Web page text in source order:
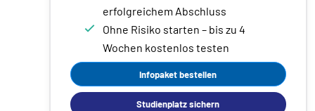
erfolgreichem Abschluss
Ohne Risiko starten – bis zu 4
Wochen kostenlos testen
Infopaket bestellen
Studienplatz sichern